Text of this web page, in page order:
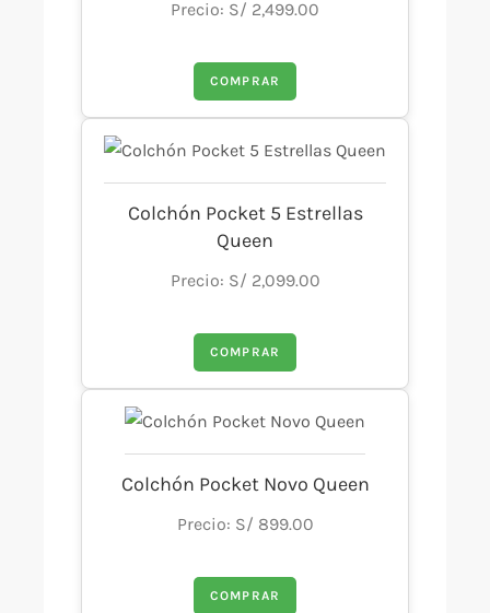
Precio: S/ 2,499.00
COMPRAR
Colchón Pocket 5 Estrellas
Queen
Precio: S/ 2,099.00
COMPRAR
Colchón Pocket Novo Queen
Precio: S/ 899.00
COMPRAR